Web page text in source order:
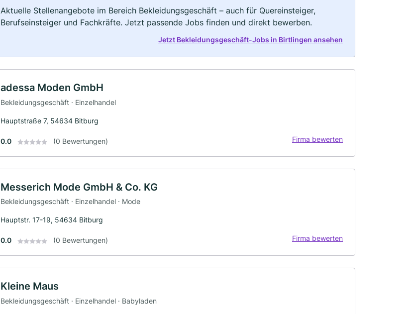
Aktuelle Stellenangebote im Bereich Bekleidungsgeschäft – auch für Quereinsteiger,
Berufseinsteiger und Fachkräfte. Jetzt passende Jobs finden und direkt bewerben.
Jetzt Bekleidungsgeschäft-Jobs in Birtlingen ansehen
adessa Moden GmbH
Bekleidungsgeschäft · Einzelhandel
Hauptstraße 7, 54634 Bitburg
0.0 (0 Bewertungen) Firma bewerten
Messerich Mode GmbH & Co. KG
Bekleidungsgeschäft · Einzelhandel · Mode
Hauptstr. 17-19, 54634 Bitburg
0.0 (0 Bewertungen) Firma bewerten
Kleine Maus
Bekleidungsgeschäft · Einzelhandel · Babyladen